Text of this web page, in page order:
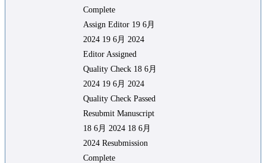
Complete
Assign Editor 19 6月
2024 19 6月 2024
Editor Assigned
Quality Check 18 6月
2024 19 6月 2024
Quality Check Passed
Resubmit Manuscript
18 6月 2024 18 6月
2024 Resubmission
Complete